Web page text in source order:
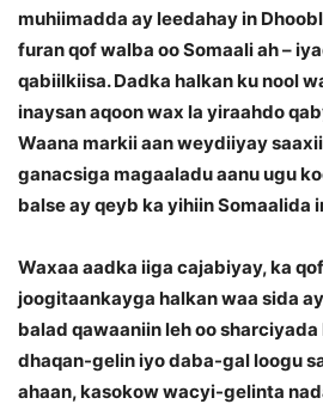
muhiimadda ay leedahay in
furan qof walba oo Somaali ah –
qabiilkiisa. Dadka halkan ku nool
inaysan aqoon wax la yiraahdo
Waana markii aan weydiiyay
ganacsiga magaaladu aanu ugu
balse ay qeyb ka yihiin Somaalida
Waxaa aadka iiga cajabiyay, ka
joogitaankayga halkan waa sida
balad qawaaniin leh oo
dhaqan-gelin iyo daba-gal loogu
ahaan, kasokow wacyi-gelinta